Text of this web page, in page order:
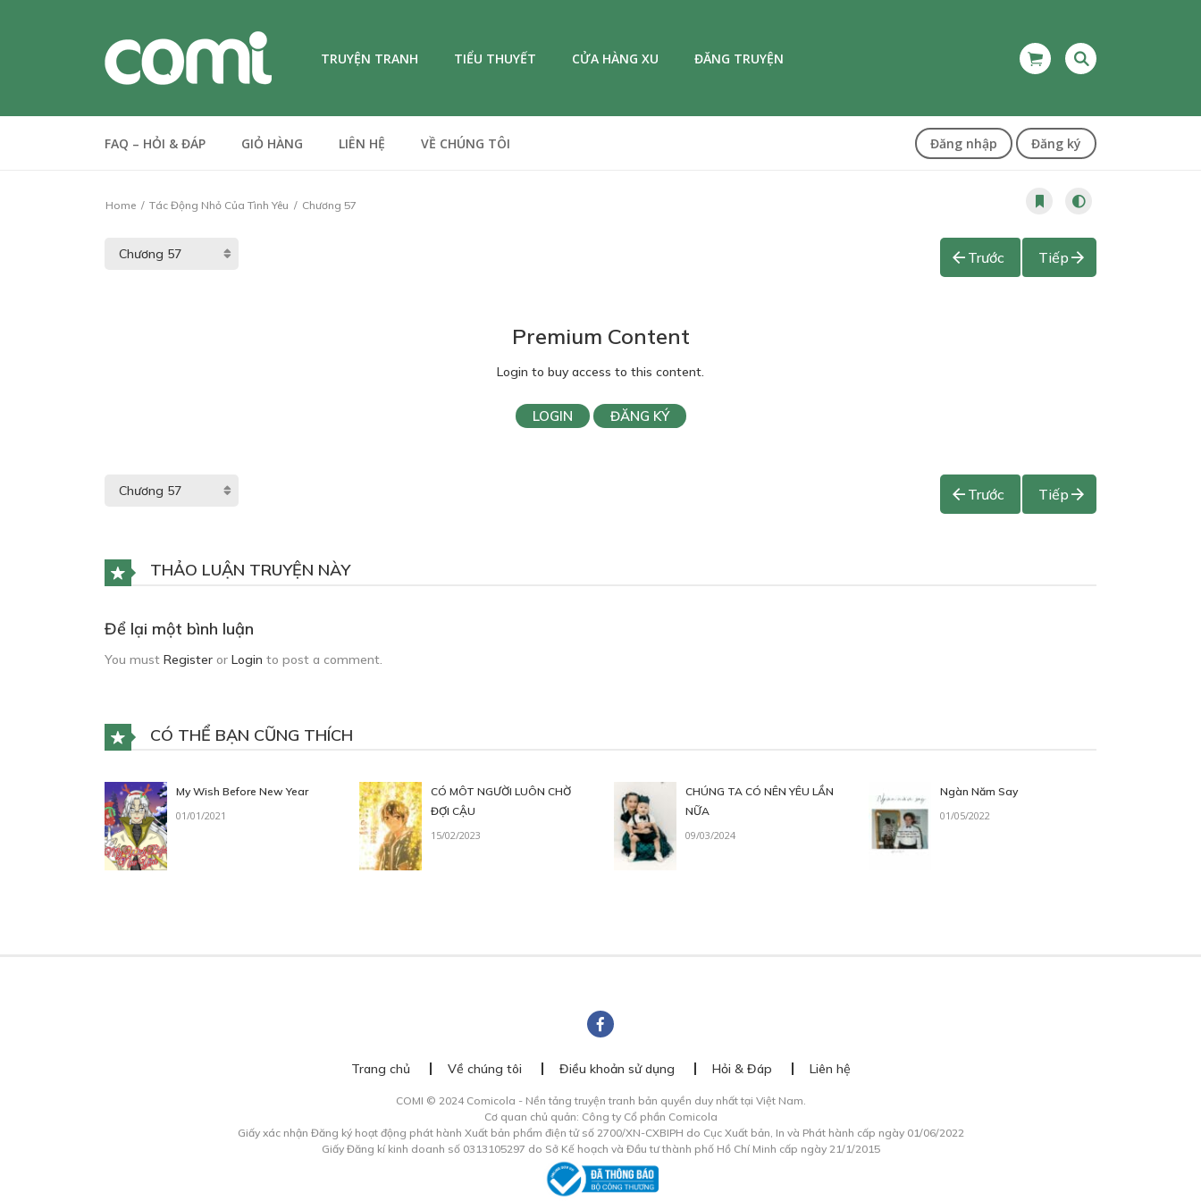
TRUYỆN TRANH TIỂU THUYẾT CỬA HÀNG XU ĐĂNG TRUYỆN
FAQ – HỎI & ĐÁP GIỎ HÀNG LIÊN HỆ VỀ CHÚNG TÔI Đăng nhập Đăng ký
Home Tác Động Nhỏ Của Tình Yêu Chương 57
Trước Tiếp
Premium Content
Login to buy access to this content.
LOGIN ĐĂNG KÝ
Trước Tiếp
THẢO LUẬN TRUYỆN NÀY
Để lại một bình luận
You must Register or Login to post a comment.
CÓ THỂ BẠN CŨNG THÍCH
My Wish Before New Year
01/01/2021
CÓ MÔT NGƯỜI LUÔN CHỜ
ĐỢI CẬU
15/02/2023
CHÚNG TA CÓ NÊN YÊU LẦN
NỮA
09/03/2024
Ngàn Năm Say
01/05/2022
Trang chủ Về chúng tôi Điều khoản sử dụng Hỏi & Đáp Liên hệ
COMI © 2024 Comicola - Nền tảng truyện tranh bản quyền duy nhất tại Việt Nam.
Cơ quan chủ quản: Công ty Cổ phần Comicola
Giấy xác nhận Đăng ký hoạt động phát hành Xuất bản phẩm điện tử số 2700/XN-CXBIPH do Cục Xuất bản, In và Phát hành cấp ngày 01/06/2022
Giấy Đăng kí kinh doanh số 0313105297 do Sở Kế hoạch và Đầu tư thành phố Hồ Chí Minh cấp ngày 21/1/2015